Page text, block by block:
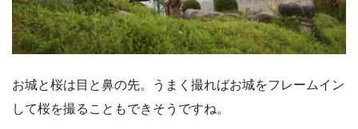
お城と桜は目と鼻の先。うまく撮ればお城をフレームイン
して桜を撮ることもできそうですね。